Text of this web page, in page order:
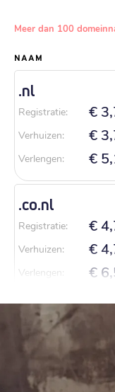
Meer dan 100
NAAM
.nl
Registratie: €
Verhuizen: €
Verlengen: €
.co.nl
Registratie: €
Verhuizen: €
Verlengen : €
com
Registratie €
€
Verlengen €